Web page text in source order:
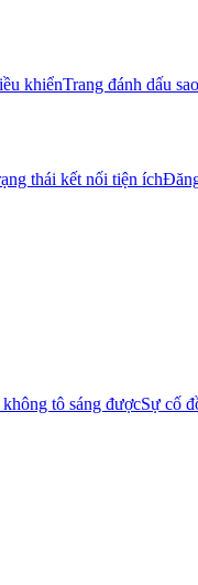
khiểnTrang đánh dấu sao
thái kết nối tiện ích
tô sáng đượcSự cố